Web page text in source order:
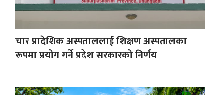
चार प्रादेशिक अस्पताललाई शिक्षण अस्पतालका
रूपमा प्रयोग गर्ने प्रदेश सरकारको निर्णय